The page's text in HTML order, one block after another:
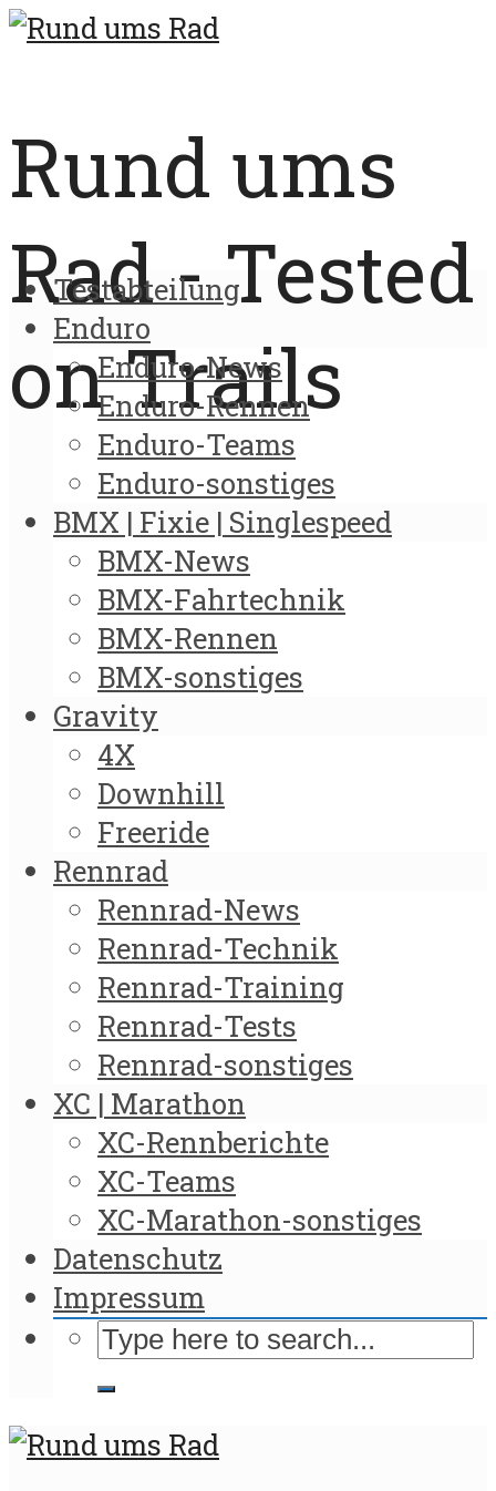
Rund ums
Rad - Tested
on Trails
Testabteilung
Enduro
Enduro-News
Enduro-Rennen
Enduro-Teams
Enduro-sonstiges
BMX | Fixie | Singlespeed
BMX-News
BMX-Fahrtechnik
BMX-Rennen
BMX-sonstiges
Gravity
4X
Downhill
Freeride
Rennrad
Rennrad-News
Rennrad-Technik
Rennrad-Training
Rennrad-Tests
Rennrad-sonstiges
XC | Marathon
XC-Rennberichte
XC-Teams
XC-Marathon-sonstiges
Datenschutz
Impressum